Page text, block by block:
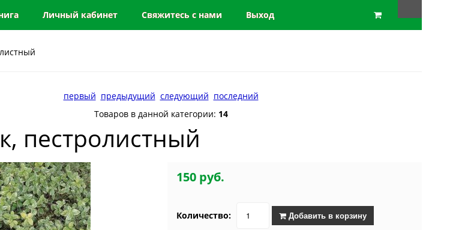
Личный кабинет Свяжитесь с нами Выход
первый предыдущий следующий последний
Товаров в данной категории: 14
пестролистный
150 руб.
Количество: Добавить в корзину